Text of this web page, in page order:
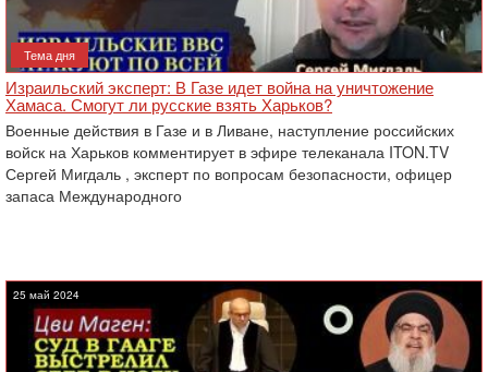
Тема дня
Израильский эксперт: В Газе идет война на уничтожение
Хамаса. Смогут ли русские взять Харьков?
Военные действия в Газе и в Ливане, наступление российских
войск на Харьков комментирует в эфире телеканала ITON.TV
Сергей Мигдаль , эксперт по вопросам безопасности, офицер
запаса Международного
25 май 2024